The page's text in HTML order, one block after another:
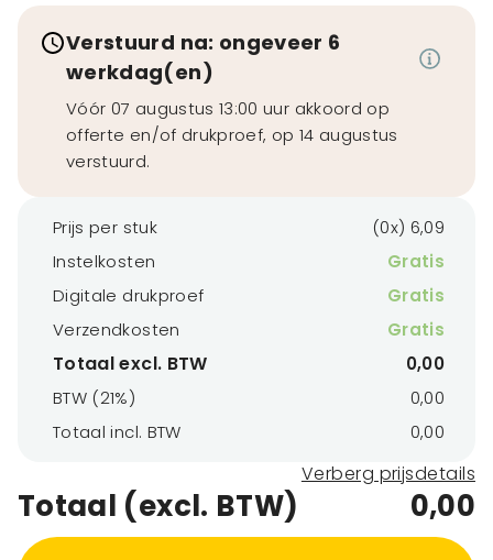
Verstuurd na: ongeveer 6
werkdag(en)
Vóór 07 augustus 13:00 uur akkoord op
offerte en/of drukproef, op 14 augustus
verstuurd.
Prijs per stuk
(0x) 6,09
Instelkosten
Gratis
Digitale drukproef
Gratis
Verzendkosten
Gratis
Totaal excl. BTW
0,00
BTW (21%)
0,00
Totaal incl. BTW
0,00
Verberg prijsdetails
Totaal (excl. BTW) 0,00